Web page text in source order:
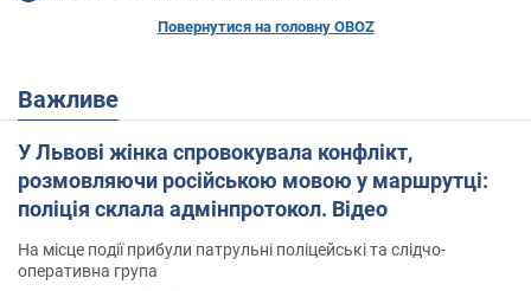
Повернутися на головну OBOZ
Важливе
У Львові жінка спровокувала конфлікт,
розмовляючи російською мовою у маршрутці:
поліція склала адмінпротокол. Відео
На місце події прибули патрульні поліцейські та слідчо-
оперативна група